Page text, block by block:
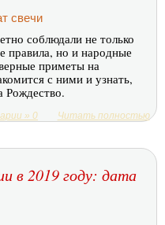
соблюдали не только
правила, но и народные
приметы на
с ними и узнать,
Рождество.
» 0 Читать полностью
в 2019 году: дата